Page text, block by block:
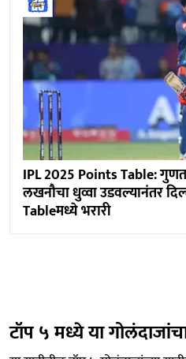
IPL 2025 Points Table:
लखनौचा धुव्वा उडवल्यानंतर
Tableमध्ये भरारी
टॉप ५ मध्ये या